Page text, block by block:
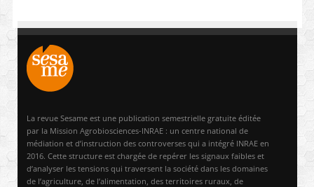
La revue Sesame est une publication semestrielle gratuite éditée
par la Mission Agrobiosciences-INRAE : un centre national de
médiation et d’instruction des controverses qui a intégré INRAE en
2016. Cette structure est chargée de repérer les signaux faibles et
d’analyser les tensions qui traversent la société dans les domaines
de l’agriculture, de l’alimentation, des territoires ruraux, de